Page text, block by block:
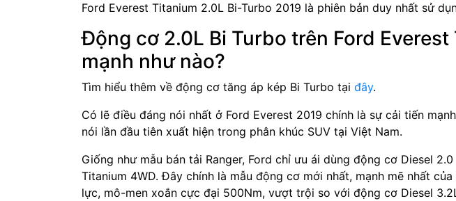
Ford Everest Titanium 2.0L Bi-Turbo 2019 là phiên bản duy nhất sử
Động cơ 2.0L Bi Turbo trên Ford
mạnh như nào?
Tìm hiểu thêm về động cơ tăng áp kép Bi Turbo tại đây.
Có lẽ điều đáng nói nhất ở Ford Everest 2019 chính là sự cải tiến
nói lần đầu tiên xuất hiện trong phân khúc SUV tại Việt Nam.
Giống như mẫu bán tải Ranger, Ford chỉ ưu ái dùng động cơ Diesel
Titanium 4WD. Đây chính là mẫu động cơ mới nhất, mạnh mẽ nhất
lực, mô-men xoắn cực đại 500Nm, vượt trội so với động cơ Diesel